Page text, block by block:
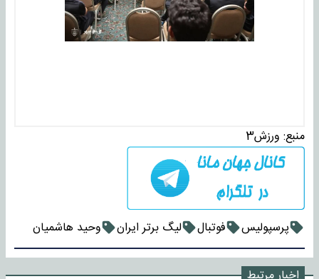
منبع: ورزش3
پرسپولیس فوتبال لیگ برتر ایران وحید هاشمیان